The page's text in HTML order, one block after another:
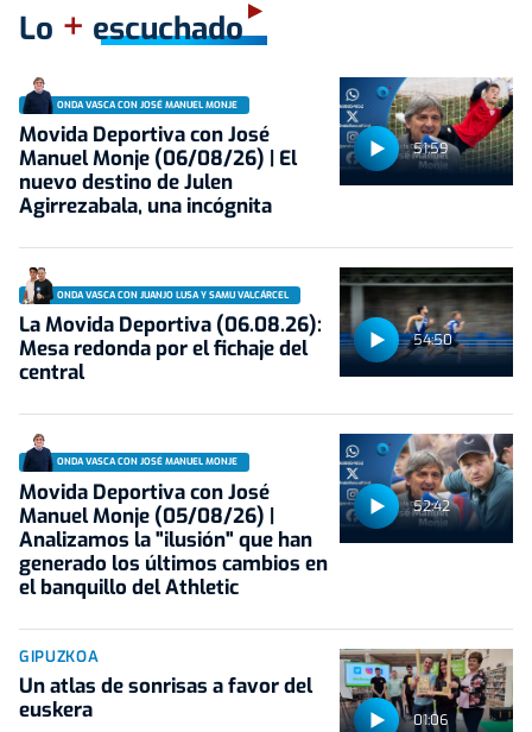
Lo + escuchado
51:59
ONDA VASCA CON JOSÉ MANUEL MONJE
Movida Deportiva con José
Manuel Monje (06/08/26) | El
nuevo destino de Julen
Agirrezabala, una incógnita
54:50
ONDA VASCA CON JUANJO LUSA Y SAMU VALCÁRCEL
La Movida Deportiva (06.08.26):
Mesa redonda por el fichaje del
central
52:42
ONDA VASCA CON JOSÉ MANUEL MONJE
Movida Deportiva con José
Manuel Monje (05/08/26) |
Analizamos la "ilusión" que han
generado los últimos cambios en
el banquillo del Athletic
01:06
GIPUZKOA
Un atlas de sonrisas a favor del
euskera